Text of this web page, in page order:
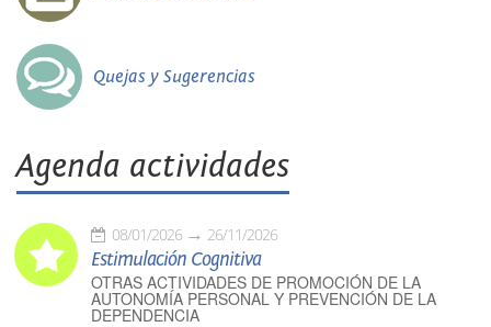
Quejas y Sugerencias
Agenda actividades
08/01/2026 26/11/2026
Estimulación Cognitiva
OTRAS ACTIVIDADES DE PROMOCIÓN DE LA
AUTONOMÍA PERSONAL Y PREVENCIÓN DE LA
DEPENDENCIA